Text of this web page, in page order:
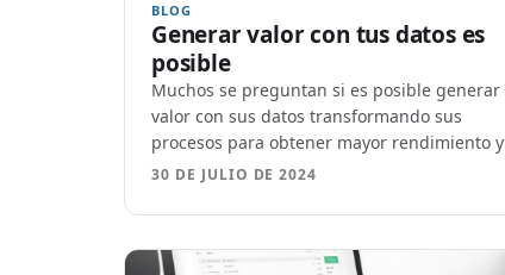
BLOG
Generar valor con tus datos es
posible
Muchos se preguntan si es posible generar
valor con sus datos transformando sus
procesos para obtener mayor rendimiento y
resultados.
30 DE JULIO DE 2024